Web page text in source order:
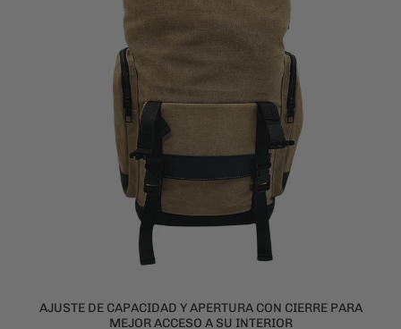
AJUSTE DE CAPACIDAD Y APERTURA CON CIERRE PARA
MEJOR ACCESO A SU INTERIOR